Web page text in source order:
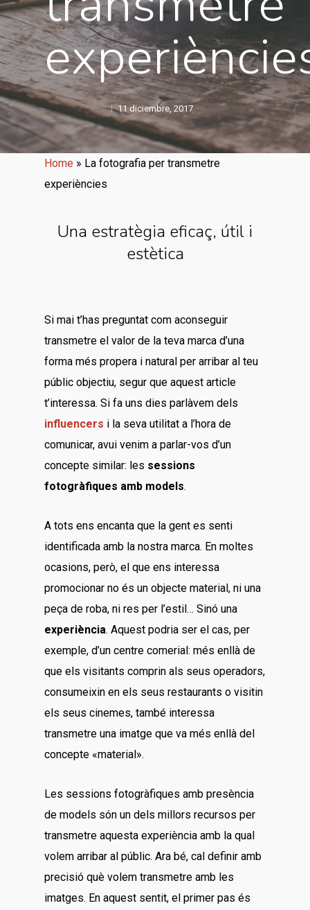
11 diciembre, 2017
Home » La fotografia per transmetre
experiències
Una estratègia eficaç, útil i
estètica
Si mai t’has preguntat com aconseguir
transmetre el valor de la teva marca d’una
forma més propera i natural per arribar al teu
públic objectiu, segur que aquest article
t’interessa. Si fa uns dies parlàvem dels
influencers i la seva utilitat a l’hora de
comunicar, avui venim a parlar-vos d’un
concepte similar: les sessions
fotogràfiques amb models.
A tots ens encanta que la gent es senti
identificada amb la nostra marca. En moltes
ocasions, però, el que ens interessa
promocionar no és un objecte material, ni una
peça de roba, ni res per l’estil… Sinó una
experiència. Aquest podria ser el cas, per
exemple, d’un centre comerial: més enllà de
que els visitants comprin als seus operadors,
consumeixin en els seus restaurants o visitin
els seus cinemes, també interessa
transmetre una imatge que va més enllà del
concepte «material».
Les sessions fotogràfiques amb presència
de models són un dels millors recursos per
transmetre aquesta experiència amb la qual
volem arribar al públic. Ara bé, cal definir amb
precisió què volem transmetre amb les
imatges. En aquest sentit, el primer pas és